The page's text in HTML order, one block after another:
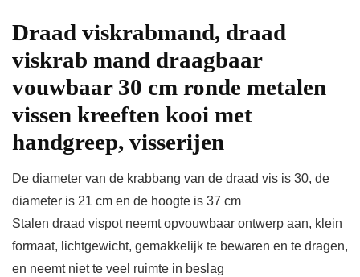
Draad viskrabmand, draad
viskrab mand draagbaar
vouwbaar 30 cm ronde metalen
vissen kreeften kooi met
handgreep, visserijen
De diameter van de krabbang van de draad vis is 30, de
diameter is 21 cm en de hoogte is 37 cm
Stalen draad vispot neemt opvouwbaar ontwerp aan, klein
formaat, lichtgewicht, gemakkelijk te bewaren en te dragen,
en neemt niet te veel ruimte in beslag